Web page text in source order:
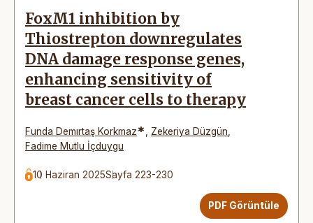
FoxM1 inhibition by
Thiostrepton downregulates
DNA damage response genes,
enhancing sensitivity of
breast cancer cells to therapy
Funda Demırtaş Korkmaz* Zekeriya Düzgün
Fadime Mutlu İçduygu
10 Haziran 2025Sayfa 223-230
PDF Görüntüle